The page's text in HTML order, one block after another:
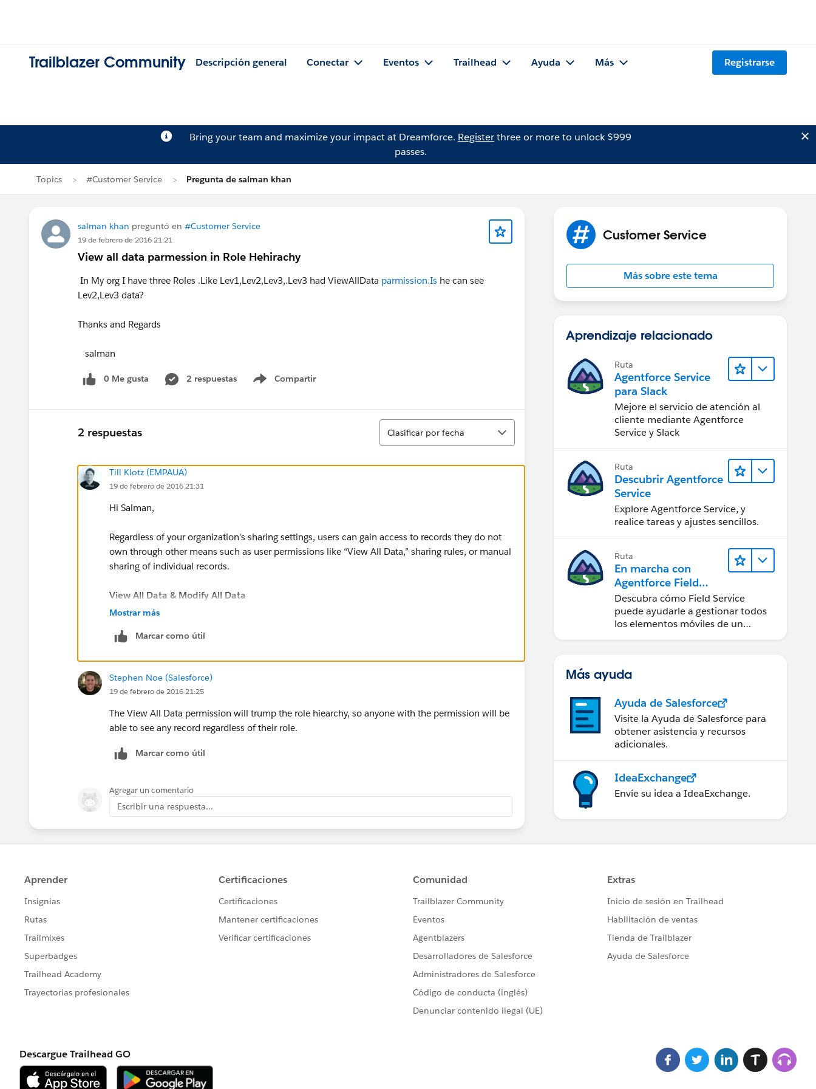
Trailblazer Community Descripción general Conectar Eventos Trailhead Ayuda Más Registrarse
Bring your team and maximize your impact at Dreamforce. Registerthree or more to unlock $999
passes.
Topics #Customer Service Pregunta de salman khan
salman khan preguntó en #Customer Service
19 de febrero de 2016 21:21
View all data parmession in Role Hehirachy
In My org I have three Roles .Like Lev1,Lev2,Lev3,.Lev3 had ViewAllData parmission.Is he can see
Lev2,Lev3 data?
Thanks and Regards
salman
0 Me gusta 2 respuestas Compartir
Show menu
2 respuestas
Ordenar
Clasificar por fecha
Till Klotz (EMPAUA)
19 de febrero de 2016 21:31
Hi Salman,
Regardless of your organization's sharing settings, users can gain access to records they do not
own through other means such as user permissions like “View All Data,” sharing rules, or manual
sharing of individual records.
View All Data & Modify All Data
mass transferring, and managing record approvals
If the Users in Lev 3 have this permission, they can see all data records.
Hope this helps! If it does, please mark as best answer :-)
Best,
Till
Mostrar más
Marcar como útil
Stephen Noe (Salesforce)
19 de febrero de 2016 21:25
The View All Data permission will trump the role hiearchy, so anyone with the permission will be
able to see any record regardless of their role.
Marcar como útil
Agregar un comentario
Escribir una respuesta...
Customer Service
Más sobre este tema
Aprendizaje relacionado
Ruta
Agentforce Service
para Slack
Mejore el servicio de atención al
cliente mediante Agentforce
Service y Slack
Ruta
Descubrir Agentforce
Service
Explore Agentforce Service, y
realice tareas y ajustes sencillos.
Ruta
En marcha con
Agentforce Field
Service
Descubra cómo Field Service
puede ayudarle a gestionar todos
los elementos móviles de un
Más ayuda
Ayuda de Salesforce
Visite la Ayuda de Salesforce para
obtener asistencia y recursos
adicionales.
IdeaExchange
Envíe su idea a IdeaExchange.